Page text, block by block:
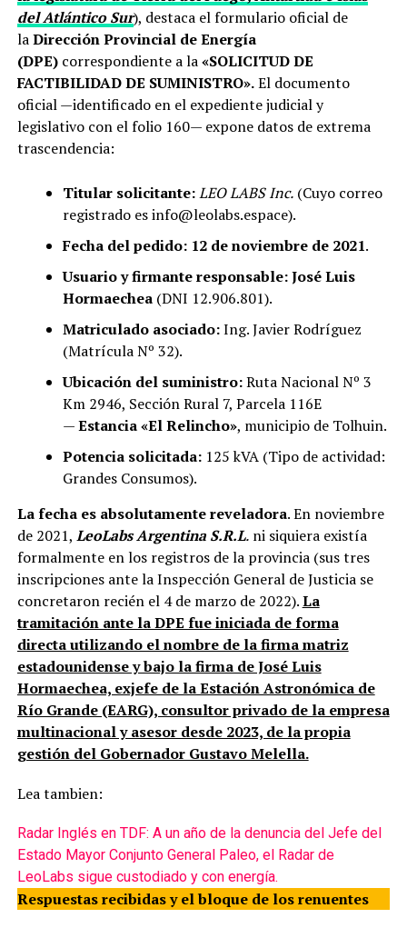
del Atlántico Sur), destaca el formulario oficial de
laDirección Provincial de Energía
(DPE)correspondiente a la«SOLICITUD DE
FACTIBILIDAD DE SUMINISTRO».El documento
oficial —identificado en el expediente judicial y
legislativo con el folio 160— expone datos de extrema
trascendencia:
Titular solicitante:LEO LABS Inc.(Cuyo correo
registrado es info@leolabs.espace).
Fecha del pedido: 12 de noviembre de 2021.
Usuario y firmante responsable:José Luis
Hormaechea(DNI 12.906.801).
Matriculado asociado:Ing. Javier Rodríguez
(Matrícula Nº 32).
Ubicación del suministro:Ruta Nacional Nº 3
Km 2946, Sección Rural 7, Parcela 116E
—Estancia «El Relincho», municipio de Tolhuin.
Potencia solicitada:125 kVA (Tipo de actividad:
Grandes Consumos).
La fecha es absolutamente reveladora. En noviembre
de 2021, LeoLabs Argentina S.R.L.ni siquiera existía
formalmente en los registros de la provincia (sus tres
inscripciones ante la Inspección General de Justicia se
concretaron recién el 4 de marzo de 2022).La
tramitación ante la DPE fue iniciada de forma
directa utilizando el nombre de la firma matriz
estadounidense y bajo la firma de José Luis
Hormaechea, exjefe de la Estación Astronómica de
Río Grande (EARG), consultor privado de la empresa
multinacional y asesor desde 2023, de la propia
gestión del Gobernador Gustavo Melella.
Lea tambien:
Radar Inglés en TDF: A un año de la denuncia del Jefe del
Estado Mayor Conjunto General Paleo, el Radar de
LeoLabs sigue custodiado y con energía.
Respuestas recibidas y el bloque de los renuentes